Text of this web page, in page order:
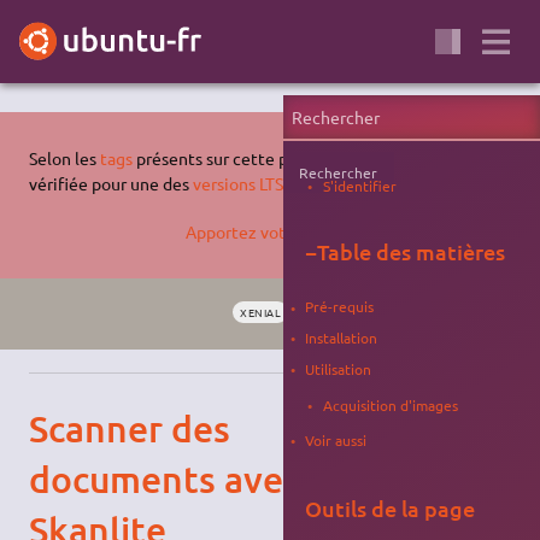
Selon les tags présents sur cette page, celle-ci n'a pas été
vérifiée pour une desversions LTS supportées d'Ubuntu
Apportez votre aide…
XENIAL TRUSTY SCANNER
Scanner des
documents avec
Skanlite
Rechercher
S'identifier
−Table des matières
Pré-requis
Installation
Utilisation
Acquisition d'images
Voir aussi
Outils de la page